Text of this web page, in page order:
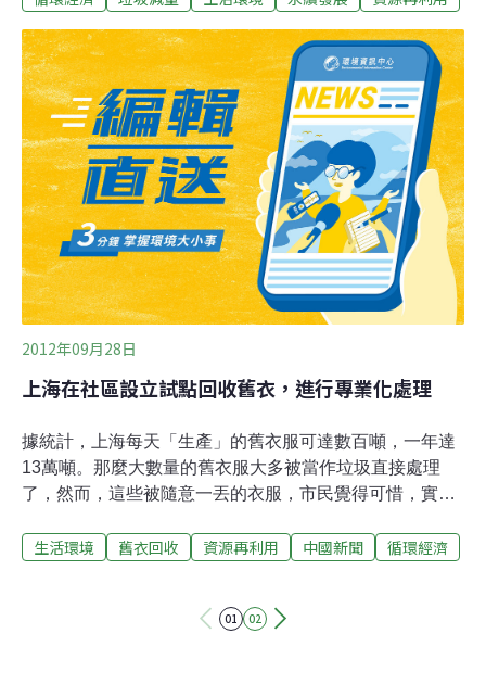
洗等相關作業及流程後，多半銷往國外開發中國家，惟疫
情爆發以來，迄今世界各國仍處於封境狀態，導致舊衣無
法外銷面臨「滯銷」窘境，更降低廠商經營舊衣市場的意
願，因此今日契約到期後，廠商與市公所也正式終止合作
關係。南投市長宋懷琳並強調，所謂「非法定」項目就是
可有可無，惟因舊衣回收箱業務，對於垃圾減量的確有正
面的幫助，允諾在疫情更加緩和後，公所會再與廠商進一
步洽談合作的可能性。
2012年09月28日
上海在社區設立試點回收舊衣，進行專業化處理
據統計，上海每天「生產」的舊衣服可達數百噸，一年達
13萬噸。那麼大數量的舊衣服大多被當作垃圾直接處理
了，然而，這些被隨意一丟的衣服，市民覺得可惜，實際
染。自2010年起，上海市綠化和市容管理局開始在全市試
遍受到居民的認可。一些比較完好的冬衣，比如棉服、羽
生活環境 舊衣回收 資源再利用 中國新聞 循環經濟
01 02